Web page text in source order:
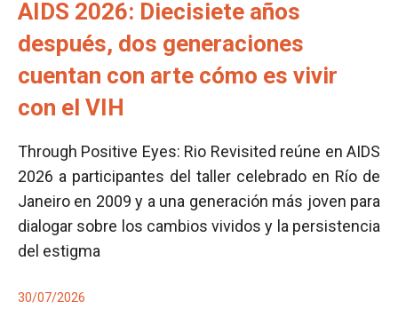
AIDS 2026: Diecisiete años
después, dos generaciones
cuentan con arte cómo es vivir
con el VIH
Through Positive Eyes: Rio Revisited reúne en AIDS
2026 a participantes del taller celebrado en Río de
Janeiro en 2009 y a una generación más joven para
dialogar sobre los cambios vividos y la persistencia
del estigma
30/07/2026